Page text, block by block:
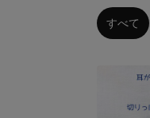
すべて